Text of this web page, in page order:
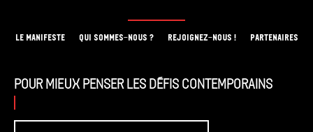
LE MANIFESTE QUI SOMMES-NOUS ? REJOIGNEZ-NOUS ! PARTENAIRES
Pour mieux penser les défis contemporains